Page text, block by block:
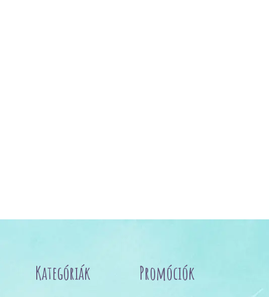
Kategóriák Promóciók